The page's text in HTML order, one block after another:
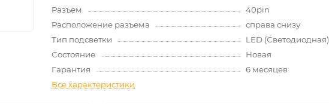
Разъем
40pin
Расположение разъема
справа снизу
Тип подсветки
LED (Светодиодная)
Состояние
Новая
Гарантия
6 месяцев
Все характеристики